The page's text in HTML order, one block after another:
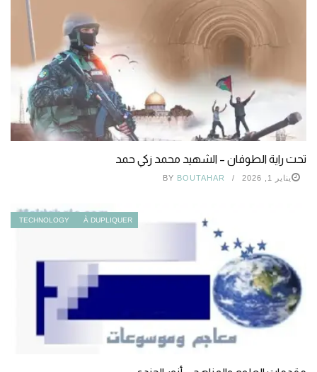
تحت راية الطوفان – الشهيد محمد زكي حمد
يناير 1, 2026 BY BOUTAHAR
À DUPLIQUER
TECHNOLOGY